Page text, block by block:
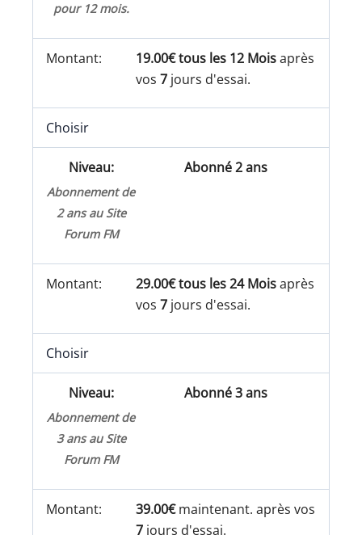
pour 12 mois.
19.00€ tous les 12 Moisaprès
vos7 jours d'essai.
Choisir
Abonné 2 ans
Abonnement de
2 ans au Site
Forum FM
29.00€ tous les 24 Moisaprès
vos7 jours d'essai.
Choisir
Abonné 3 ans
Abonnement de
3 ans au Site
Forum FM
39.00€maintenant. après vos
7 jours d'essai.